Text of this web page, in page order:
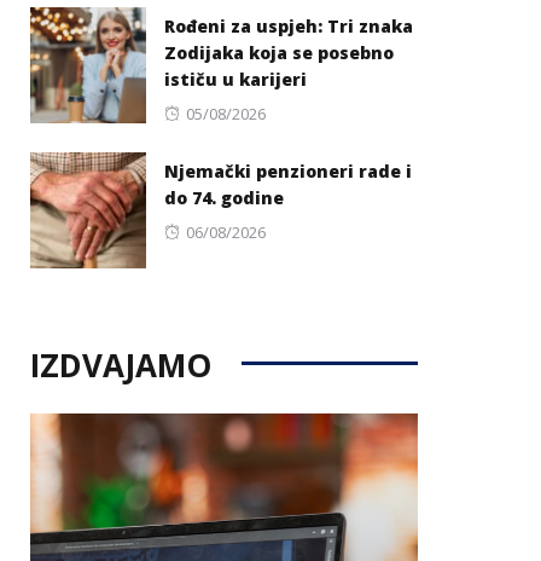
Rođeni za uspjeh: Tri znaka
Zodijaka koja se posebno
ističu u karijeri
Posted
05/08/2026
Njemački penzioneri rade i
do 74. godine
Posted
06/08/2026
IZDVAJAMO